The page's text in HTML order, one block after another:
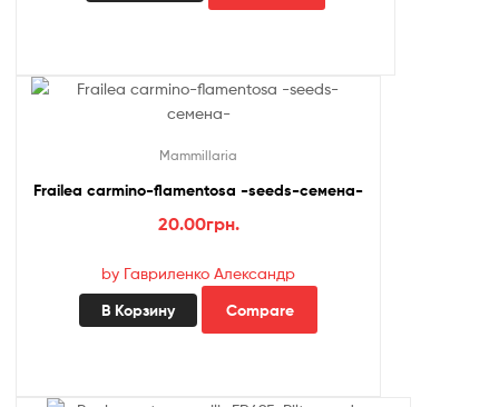
Mammillaria
Frailea carmino-flamentosa -seeds-семена-
20.00грн.
by Гавриленко Александр
В Корзину Compare